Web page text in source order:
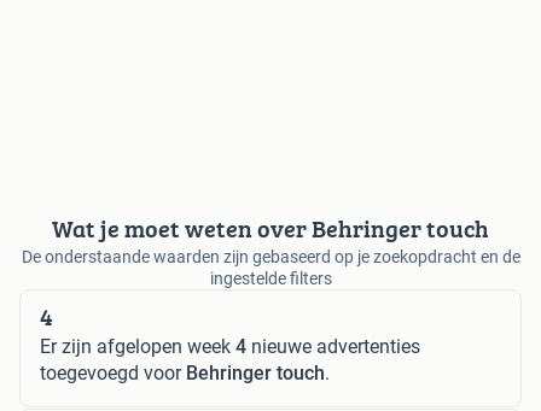
Wat je moet weten over Behringer touch
De onderstaande waarden zijn gebaseerd op je zoekopdracht en de
ingestelde filters
4
Er zijn afgelopen week 4 nieuwe advertenties
toegevoegd voor Behringer touch.